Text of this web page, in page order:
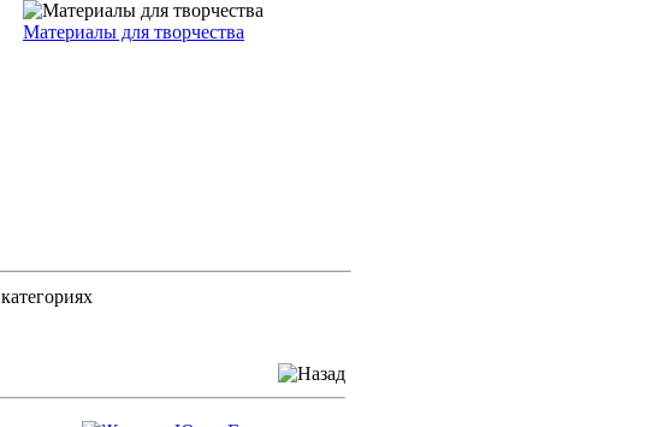
Материалы для творчества
категориях